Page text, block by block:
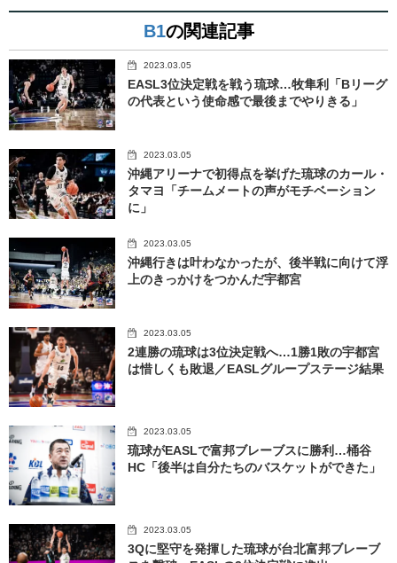
B1の関連記事
2023.03.05
EASL3位決定戦を戦う琉球…牧隼利「Bリーグ
の代表という使命感で最後までやりきる」
2023.03.05
沖縄アリーナで初得点を挙げた琉球のカール・
タマヨ「チームメートの声がモチベーション
に」
2023.03.05
沖縄行きは叶わなかったが、後半戦に向けて浮
上のきっかけをつかんだ宇都宮
2023.03.05
2連勝の琉球は3位決定戦へ…1勝1敗の宇都宮
は惜しくも敗退／EASLグループステージ結果
2023.03.05
琉球がEASLで富邦ブレーブスに勝利…桶谷
HC「後半は自分たちのバスケットができた」
2023.03.05
3Qに堅守を発揮した琉球が台北富邦ブレーブ